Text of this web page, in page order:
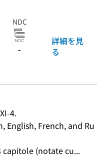
NDC
-
詳細を見
る
4.
English, French, and Ru
(notate cu...